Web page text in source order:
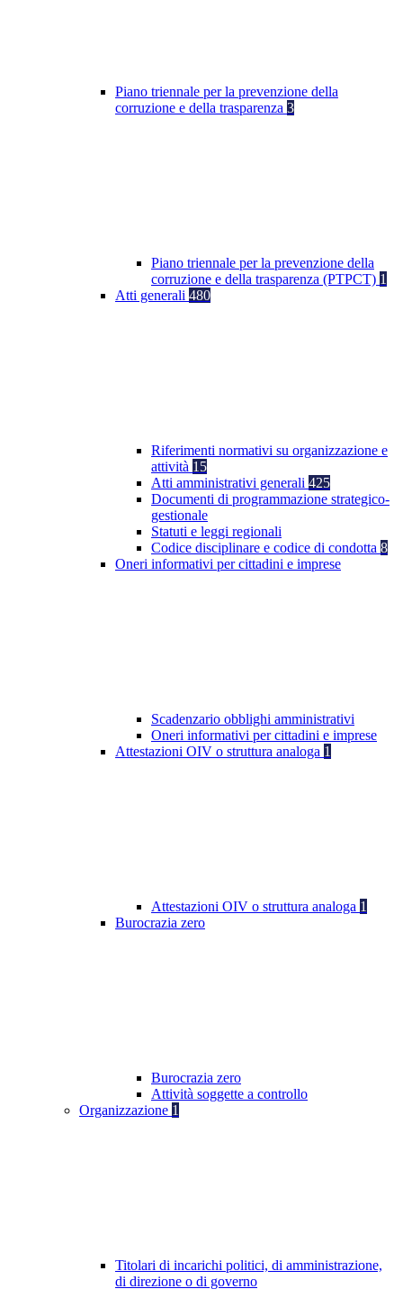
Piano triennale per la prevenzione della
corruzione e della trasparenza 3
Piano triennale per la prevenzione della
corruzione e della trasparenza (PTPCT) 1
Atti generali 480
Riferimenti normativi su organizzazione e
attività 15
Atti amministrativi generali 425
Documenti di programmazione strategico-
gestionale
Statuti e leggi regionali
Codice disciplinare e codice di condotta 8
Oneri informativi per cittadini e imprese
Scadenzario obblighi amministrativi
Oneri informativi per cittadini e imprese
Attestazioni OIV o struttura analoga 1
Attestazioni OIV o struttura analoga 1
Burocrazia zero
Burocrazia zero
Attività soggette a controllo
Organizzazione 1
Titolari di incarichi politici, di amministrazione,
di direzione o di governo